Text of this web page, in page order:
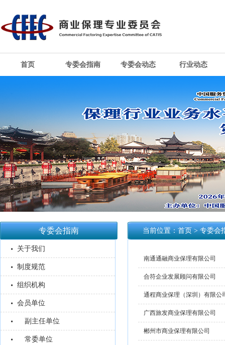
首页 专委会指南 专委会动态 行业动态
专委会指南
关于我们
制度规范
组织机构
会员单位
副主任单位
常委单位
当前位置：首页> 专委会
南通通融商业保理有限公司
合符企业发展顾问有限公司
通程商业保理（深圳）有限公
广西旅发商业保理有限公司
郴州市商业保理有限公司